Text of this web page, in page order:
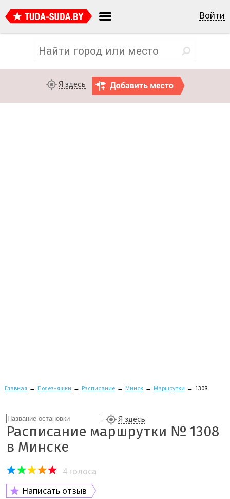
Войти
Я здесь
Главная → Полезняшки → Расписание → Минск → Маршрутки → 1308
Я здесь
Расписание маршрутки № 1308
в Минске
4 голоса
Написать отзыв